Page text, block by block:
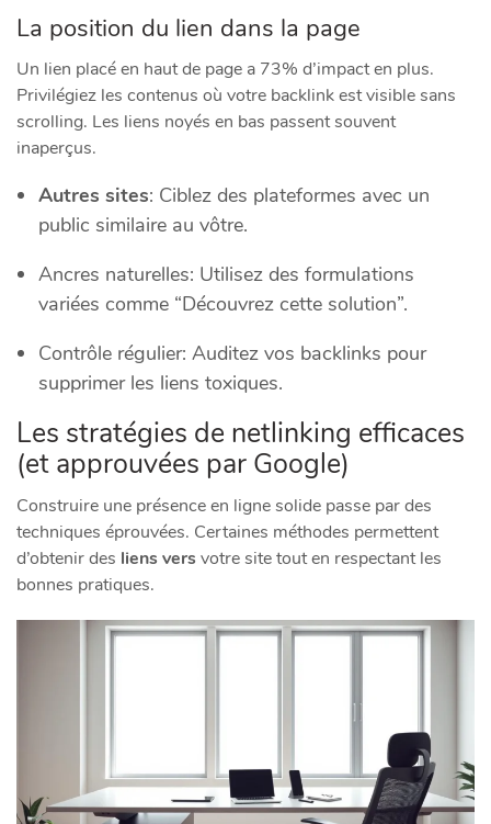
La position du lien dans la page
Un lien placé en haut de page a 73% d’impact en plus.
Privilégiez les contenus où votre backlink est visible sans
scrolling. Les liens noyés en bas passent souvent
inaperçus.
Autres sites: Ciblez des plateformes avec un
public similaire au vôtre.
Ancres naturelles: Utilisez des formulations
variées comme “Découvrez cette solution”.
Contrôle régulier: Auditez vos backlinks pour
supprimer les liens toxiques.
Les stratégies de netlinking efficaces
(et approuvées par Google)
Construire une présence en ligne solide passe par des
techniques éprouvées. Certaines méthodes permettent
d’obtenir des liens versvotre site tout en respectant les
bonnes pratiques.